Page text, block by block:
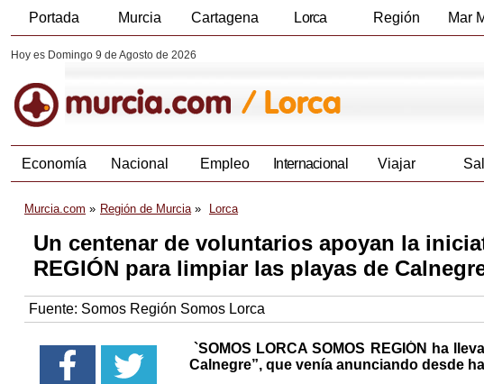
Portada Murcia Cartagena Lorca Región Mar
Hoy es Domingo 9 de Agosto de 2026
Economía Nacional Empleo Internacional Viajar
Murcia.com Región de Murcia Lorca
Un centenar de voluntarios apoyan la
REGIÓN para limpiar las playas de
Fuente: Somos Región Somos Lorca
`SOMOS LORCA SOMOS REGIÓN ha
Calnegre”, que venía anunciando desde